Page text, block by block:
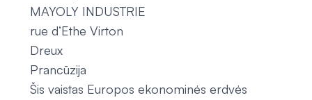
MAYOLY INDUSTRIE
rue d‘Ethe Virton
Dreux
Prancūzija
Šis vaistas Europos ekonominės erdvės